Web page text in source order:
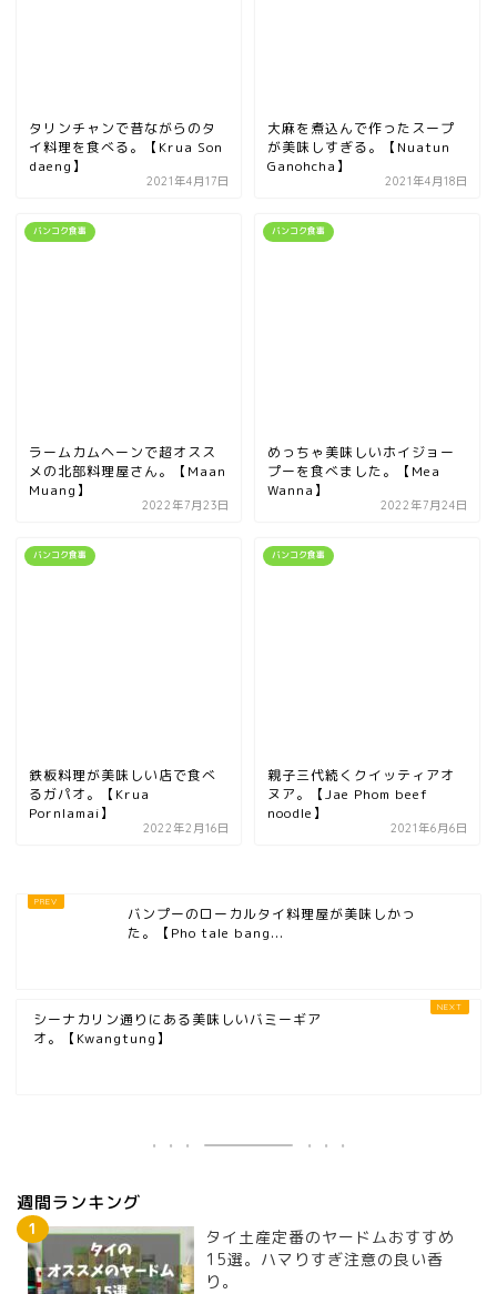
タリンチャンで昔ながらのタ
イ料理を食べる。【Krua Son
daeng】
2021年4月17日
大麻を煮込んで作ったスープ
が美味しすぎる。【Nuatun
Ganohcha】
2021年4月18日
バンコク食事
ラームカムヘーンで超オスス
メの北部料理屋さん。【Maan
Muang】
2022年7月23日
バンコク食事
めっちゃ美味しいホイジョー
プーを食べました。【Mea
Wanna】
2022年7月24日
バンコク食事
鉄板料理が美味しい店で食べ
るガパオ。【Krua
Pornlamai】
2022年2月16日
バンコク食事
親子三代続くクイッティアオ
ヌア。【Jae Phom beef
noodle】
2021年6月6日
バンプーのローカルタイ料理屋が美味しかっ
た。【Pho tale bang...
シーナカリン通りにある美味しいバミーギア
オ。【Kwangtung】
週間ランキング
タイ土産定番のヤードムおすすめ
15選。ハマりすぎ注意の良い香
り。